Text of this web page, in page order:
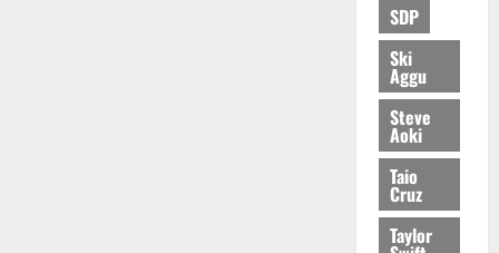
SDP
Ski
Aggu
Steve
Aoki
Taio
Cruz
Taylor